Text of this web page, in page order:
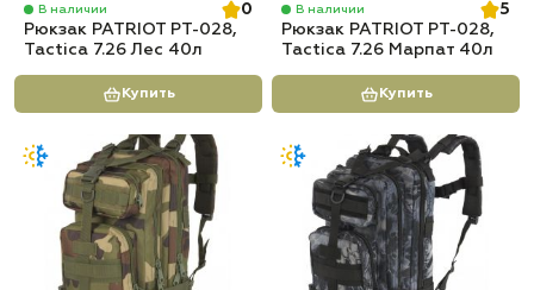
В наличии
0
Рюкзак PATRIOT РТ-028,
Tactica 7.26 Лес 40л
Купить
В наличии
5
Рюкзак PATRIOT РТ-028,
Tactica 7.26 Марпат 40л
Купить